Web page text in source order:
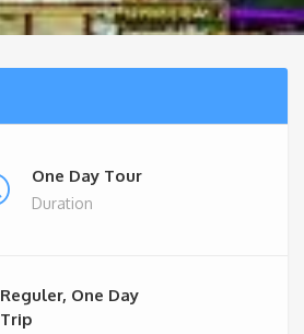
One Day Tour
Duration
Reguler, One Day
Trip